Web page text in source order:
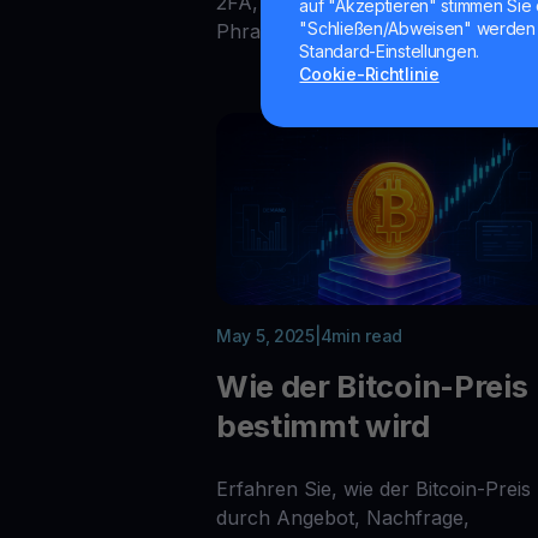
auf "Akzeptieren" stimmen
"Schließen/Abweisen"
Standard-Einstellungen.
Cookie-Richtlinie
Phrase-Backups effektiv schützen.
May 5, 2025| 4min read
Wie der Bitcoin-Preis
bestimmt wird
Erfahren Sie, wie der Bitcoin-Preis
durch Angebot, Nachfrage,